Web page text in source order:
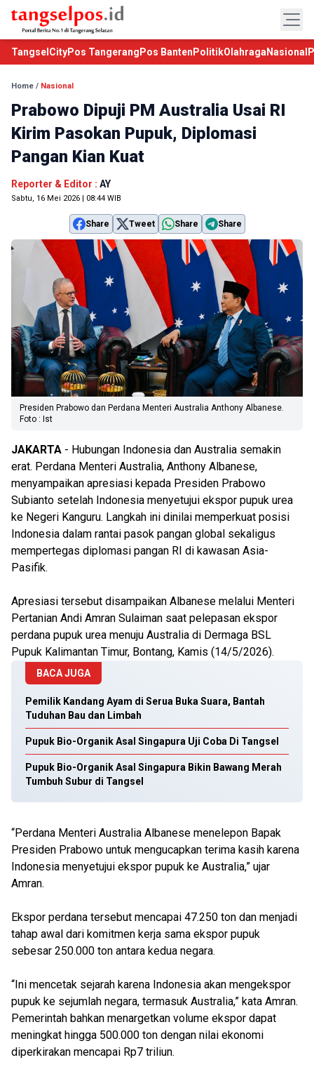
TangselCityPos Tangerang Pos Banten PolitikOlahraga Nasional
Home / Nasional
Prabowo Dipuji PM Australia Usai RI
Kirim Pasokan Pupuk, Diplomasi
Pangan Kian Kuat
Reporter & Editor : AY
Sabtu, 16 Mei 2026 | 08:44 WIB
Share Tweet Share Share
Presiden Prabowo dan Perdana Menteri Australia Anthony Albanese.
Foto : Ist
JAKARTA - Hubungan Indonesia dan Australia semakin
erat. Perdana Menteri Australia, Anthony Albanese,
menyampaikan apresiasi kepada Presiden Prabowo
Subianto setelah Indonesia menyetujui ekspor pupuk urea
ke Negeri Kanguru. Langkah ini dinilai memperkuat posisi
Indonesia dalam rantai pasok pangan global sekaligus
mempertegas diplomasi pangan RI di kawasan Asia-
Pasifik.
Apresiasi tersebut disampaikan Albanese melalui Menteri
Pertanian Andi Amran Sulaiman saat pelepasan ekspor
perdana pupuk urea menuju Australia di Dermaga BSL
Pupuk Kalimantan Timur, Bontang, Kamis (14/5/2026).
BACA JUGA
Pemilik Kandang Ayam di Serua Buka Suara, Bantah
Tuduhan Bau dan Limbah
Pupuk Bio-Organik Asal Singapura Uji Coba Di Tangsel
Pupuk Bio-Organik Asal Singapura Bikin Bawang Merah
Tumbuh Subur di Tangsel
“Perdana Menteri Australia Albanese menelepon Bapak
Presiden Prabowo untuk mengucapkan terima kasih karena
Indonesia menyetujui ekspor pupuk ke Australia,” ujar
Amran.
Ekspor perdana tersebut mencapai 47.250 ton dan menjadi
tahap awal dari komitmen kerja sama ekspor pupuk
sebesar 250.000 ton antara kedua negara.
“Ini mencetak sejarah karena Indonesia akan mengekspor
pupuk ke sejumlah negara, termasuk Australia,” kata Amran.
Pemerintah bahkan menargetkan volume ekspor dapat
meningkat hingga 500.000 ton dengan nilai ekonomi
diperkirakan mencapai Rp7 triliun.